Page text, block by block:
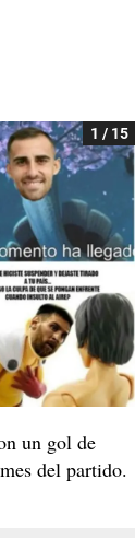
1 / 15
un gol de
del partido.